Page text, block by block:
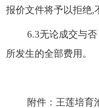
报价文件将予以拒绝,
6.3无论成交与
所发生的全部费用。
附件： 王莲培育